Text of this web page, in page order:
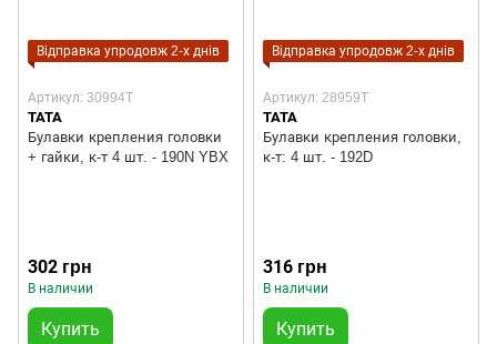
Відправка упродовж 2-х днів
Артикул: 30994T
TATA
Булавки крепления головки
+ гайки, к-т 4 шт. - 190N YBX
302 грн
В наличии
Купить
Відправка упродовж 2-х днів
Артикул: 28959T
TATA
Булавки крепления головки,
к-т: 4 шт. - 192D
316 грн
В наличии
Купить